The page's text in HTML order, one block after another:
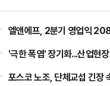
엘앤에프, 2분기 영업익
'극한 폭염' 장기화...산업현
포스코 노조, 단체교섭 긴장